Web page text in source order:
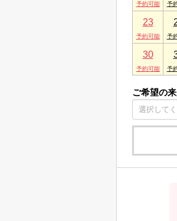
23
30
ご希望の